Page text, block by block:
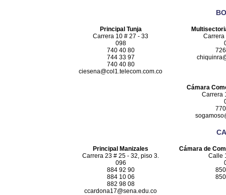
Principal Tunja
Carrera 10 # 27 - 33
098
740 40 80
744 33 97
740 40 80
ciesena@col1.telecom.com.co
Carrera
Cámara
Carrera
Principal Manizales
Carrera 23 # 25 - 32, piso 3.
096
884 92 90
884 10 06
882 98 08
ccardona17@sena.edu.co
Cámara de
Calle